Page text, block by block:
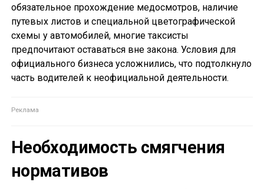
обязательное прохождение медосмотров, наличие
путевых листов и специальной цветографической
схемы у автомобилей, многие таксисты
предпочитают оставаться вне закона. Условия для
официального бизнеса усложнились, что подтолкнуло
часть водителей к неофициальной деятельности.
Необходимость смягчения
нормативов